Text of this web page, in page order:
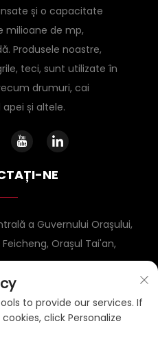
și o capacitate
milioane de mp,
Produsele noastre,
teci, sunt utilizate în
drumuri, cai
și altele.
NE
a Guvernului Orașului,
Orașul Tai'an,
protected]
to provide our services. If
click Personalize